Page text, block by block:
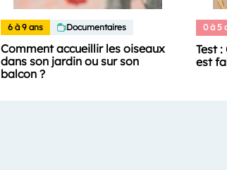
6 à 9 ans Documentaires
Comment accueillir les oiseaux
dans son jardin ou sur son
balcon ?
0 à 5
Test
est